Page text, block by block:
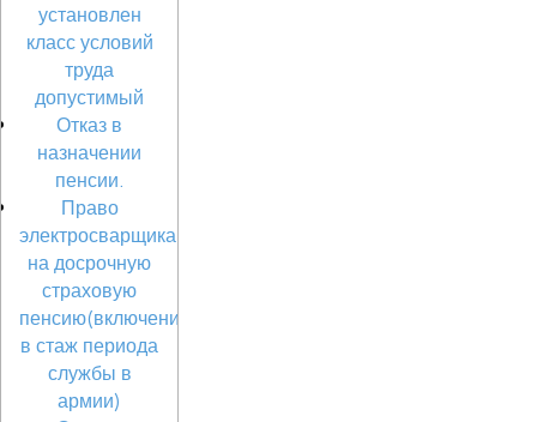
установлен
класс условий
труда
допустимый
Отказ в
назначении
пенсии.
Право
электросварщика
на досрочную
страховую
пенсию(включение
в стаж периода
службы в
армии)